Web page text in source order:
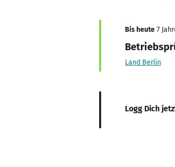
Bis heute 7
Land Berlin
Logg Dich